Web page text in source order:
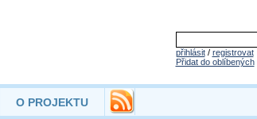
přihlásit/ registrovat
Přidat do oblíbených
O PROJEKTU